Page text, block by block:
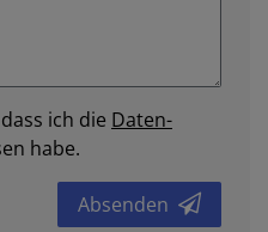
ich die Daten­
habe.
Absenden